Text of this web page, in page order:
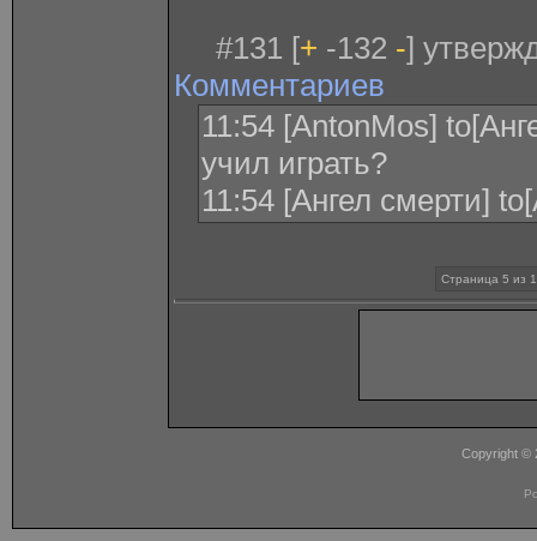
#131 [+ -132 -]
Комментариев
11:54 [AntonMos]
учил играть?
11:54 [Ангел смерти]
Страница 5 из
Copyright ©